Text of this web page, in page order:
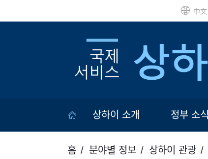
中文
상하이 소개 정부 소식
홈 분야별 정보 상하이 관광